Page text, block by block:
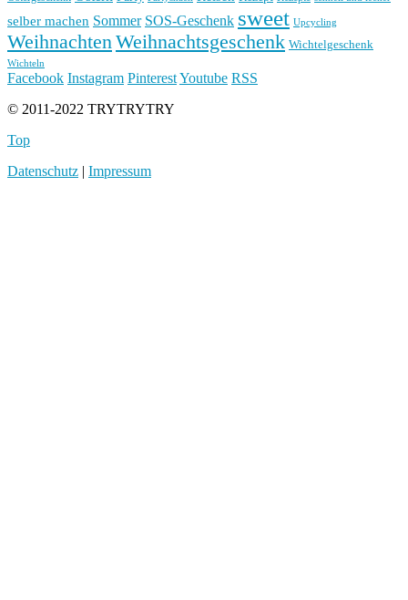
selber machen Sommer SOS-Geschenk sweet Upcycling
WeihnachtenWeihnachtsgeschenk Wichtelgeschenk
Wichteln
Facebook Instagram PinterestYoutube RSS
© 2011-2022 TRYTRYTRY
Top
Datenschutz | Impressum